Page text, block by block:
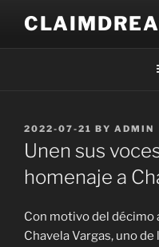
content
POSTED
ON
2022-07-21 BY ADMIN
Unen sus
homenaje a
Con motivo del décimo
Chavela Vargas, uno